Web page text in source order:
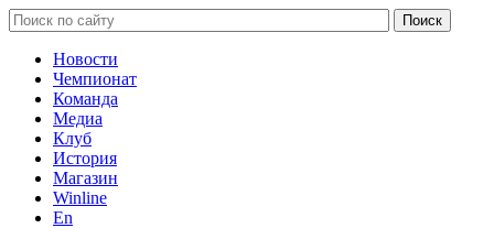
Новости
Чемпионат
Команда
Медиа
Клуб
История
Магазин
Winline
En